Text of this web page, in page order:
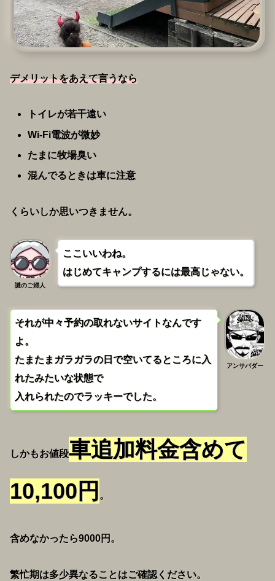
デメリットをあえて言うなら
トイレが若干遠い
Wi-Fi電波が微妙
たまに牧場臭い
混んでるときは車に注意
くらいしか思いつきません。
謎のご婦人
ここいいわね。
はじめてキャンプするには最高じゃない。
アンサバダー
それが中々予約の取れないサイトなんです
よ。
たまたまガラガラの日で空いてるところに入
れたみたいな状態で
入れられたのでラッキーでした。
しかもお値段車追加料金含めて
10,100円 。
含めなかったら9000円。
繁忙期は多少異なることはご確認ください。